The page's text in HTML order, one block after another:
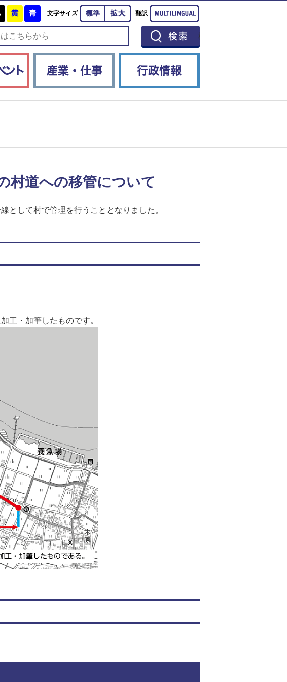
黒 黄 青文字サイズ 標準 拡大
翻訳
村道への移管について
として村で管理を行うこととなりました。
工・加筆したものです。